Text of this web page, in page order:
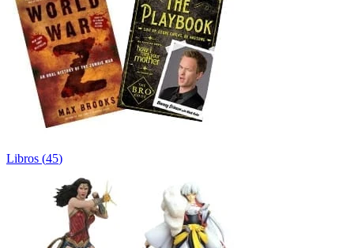
Libros (45)